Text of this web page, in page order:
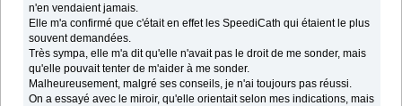
n'en vendaient jamais.
Elle m'a confirmé que c'était en effet les SpeediCath qui étaient le plus
souvent demandées.
Très sympa, elle m'a dit qu'elle n'avait pas le droit de me sonder, mais
qu'elle pouvait tenter de m'aider à me sonder.
Malheureusement, malgré ses conseils, je n'ai toujours pas réussi.
On a essayé avec le miroir, qu'elle orientait selon mes indications, mais